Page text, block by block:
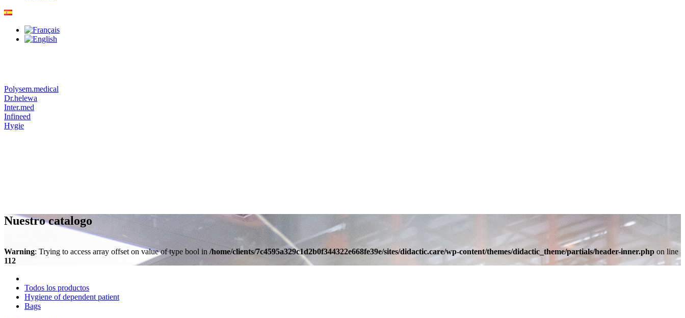
Polysem.medical
Dr.helewa
Inter.med
Infineed
Hygie
Nuestro catalogo
Warning: Trying to access array offset on value of type bool in /home/clients/7c4595a329c1d2b0f344322e668fe39e/sites/didactic.care/wp-content/themes/didactic_theme/partials/header-inner.php on line
112
Todos los productos
Hygiene of dependent patient
Bags